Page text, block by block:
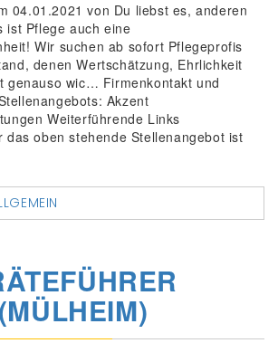
04.01.2021 von Du liebst es, anderen
ist Pflege auch eine
Wir suchen ab sofort Pflegeprofis
denen Wertschätzung, Ehrlichkeit
genauso wic… Firmenkontakt und
Akzent
Weiterführende Links
das oben stehende Stellenangebot ist